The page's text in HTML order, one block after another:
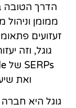
הדרך הטובה
ממומן וניהול
זעזועים
גוגל, וזה
ואת
גוגל היא